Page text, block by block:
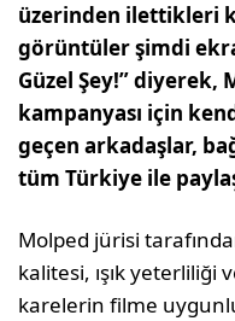
üzerinden ilettikleri
görüntüler şimdi
Güzel Şey!” diyerek,
kampanyası için
geçen arkadaşlar,
tüm Türkiye ile
Molped jürisi
kalitesi, ışık yeterliliği
karelerin filme